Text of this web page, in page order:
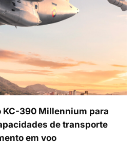
KC-390 Millennium para
de transporte
em voo